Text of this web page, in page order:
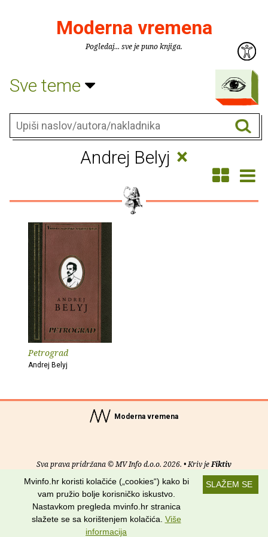
Moderna vremena
Pogledaj... sve je puno knjiga.
Sve teme
Andrej Belyj ×
Petrograd
Andrej Belyj
Moderna vremena
Sva prava pridržana © MV Info d.o.o. 2026. • Kriv jeFiktiv
Uvjeti korištenja RSS kanali
Potraži nas na:
SLAŽEM SE
Mvinfo.hr koristi kolačiće („cookies“) kako bi
vam pružio bolje korisničko iskustvo.
Nastavkom pregleda mvinfo.hr stranica
slažete se sa korištenjem kolačića. Više
informacija